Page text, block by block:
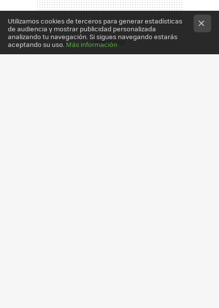
Utilizamos cookies de terceros para generar estadísticas
de audiencia y mostrar publicidad personalizada
analizando tu navegación. Si sigues navegando estarás
aceptando su uso. Más información